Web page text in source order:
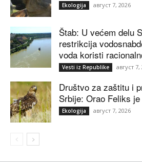
Ekologija август 7, 2026
Štab: U većem delu
restrikcija
voda koristi
Vesti iz Republike август 7,
Društvo za zaštitu i
Srbije: Orao Feliks
Ekologija август 7, 2026